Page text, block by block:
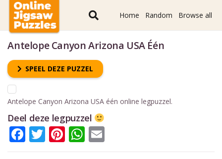
Home Random Browse all
Antelope Canyon Arizona USA Één
SPEEL DEZE PUZZEL
Antelope Canyon Arizona USA één online legpuzzel.
Deel deze legpuzzel
Facebook
Twitter
Pinterest
WhatsApp